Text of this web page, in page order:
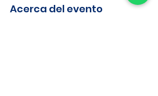
Acerca del evento